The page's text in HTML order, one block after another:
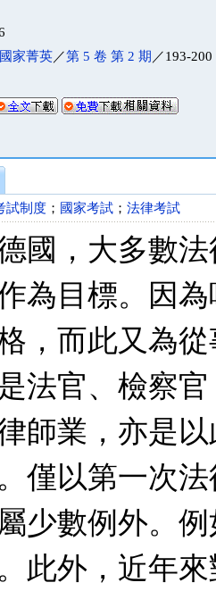
國家菁英／第 5 卷 第 2 期 ／193-200
試制度 ； 國家考試 ； 法律考試
國，大多數
為目標。因
，而此又為
法官、檢察
師業，亦是
僅以第一次
少數例外。
此外，近年